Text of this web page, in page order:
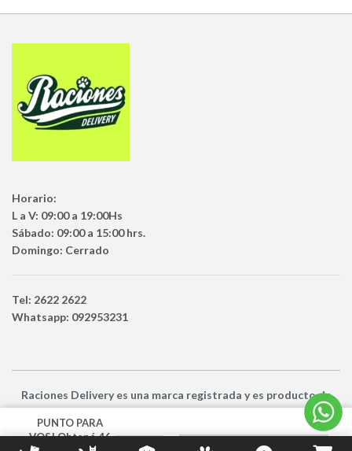
Horario:
L a V: 09:00 a 19:00Hs
Sábado: 09:00 a 15:00 hrs.
Domingo: Cerrado
Tel: 2622 2622
Whatsapp: 092953231
Raciones Deliveryes una marca registrada y es productode
Netbuy Uruguay SRL -© Todos los derechos reservados
PUNTO PARA
VOS! Obtené 46
AÑADIR AL CARRITO